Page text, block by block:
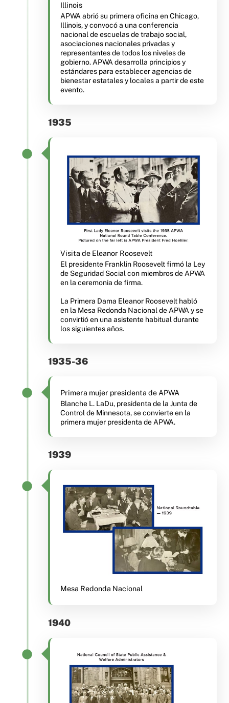
Illinois
APWA abrió su primera oficina en Chicago,
Illinois, y convocó a una conferencia
nacional de escuelas de trabajo social,
asociaciones nacionales privadas y
representantes de todos los niveles de
gobierno. APWA desarrolla principios y
estándares para establecer agencias de
bienestar estatales y locales a partir de este
evento.
1935
Visita de Eleanor Roosevelt
El presidente Franklin Roosevelt firmó la Ley
de Seguridad Social con miembros de APWA
en la ceremonia de firma.
La Primera Dama Eleanor Roosevelt habló
en la Mesa Redonda Nacional de APWA y se
convirtió en una asistente habitual durante
los siguientes años.
1935-36
Primera mujer presidenta de APWA
Blanche L. LaDu, presidenta de la Junta de
Control de Minnesota, se convierte en la
primera mujer presidenta de APWA.
1939
Mesa Redonda Nacional
1940